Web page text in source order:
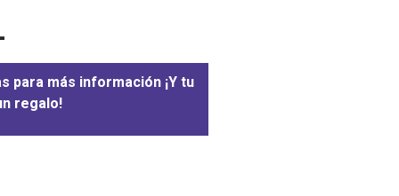
para más información ¡Y tu
regalo!